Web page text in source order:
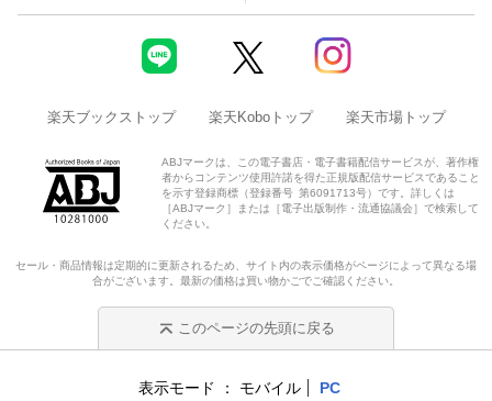
楽天ブックストップ 楽天Koboトップ 楽天市場トップ
ABJマークは、この電子書店・電子書籍配信サービスが、著作権
者からコンテンツ使用許諾を得た正規版配信サービスであること
を示す登録商標（登録番号 第6091713号）です。詳しくは
［ABJマーク］または［電子出版制作・流通協議会］で検索して
ください。
セール・商品情報は定期的に更新されるため、サイト内の表示価格がページによって異なる場
合がございます。最新の価格は買い物かごでご確認ください。
このページの先頭に戻る
表示モード モバイル PC